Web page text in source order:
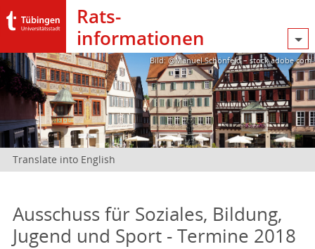
Rats­
informationen
Bild: @Manuel Schönfeld – stock.adobe.com
Translate into English
Ausschuss für Soziales, Bildung,
Jugend und Sport - Termine 2018